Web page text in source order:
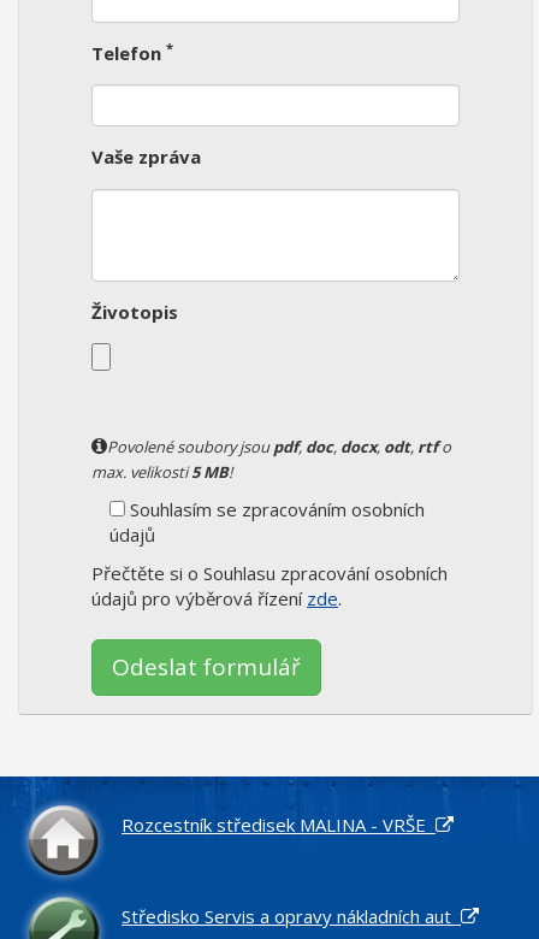
Telefon *
Vaše zpráva
Životopis
Povolené soubory jsoupdf, doc, docx, odt, rtfo
max. velikosti5 MB!
Souhlasím se zpracováním osobních
údajů
Přečtěte si o Souhlasu zpracování osobních
údajů pro výběrová řízení zde.
Ponechte
toto
pole
prázdné.
Rozcestník středisek MALINA - VRŠE
Středisko Servis a opravy nákladních aut